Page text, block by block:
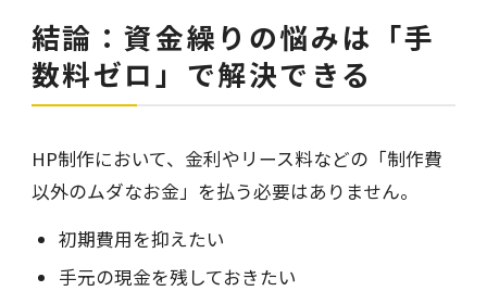
結論：資金繰りの悩みは「手
数料ゼロ」で解決できる
HP制作において、金利やリース料などの「制作費
以外のムダなお金」を払う必要はありません。
初期費用を抑えたい
手元の現金を残しておきたい